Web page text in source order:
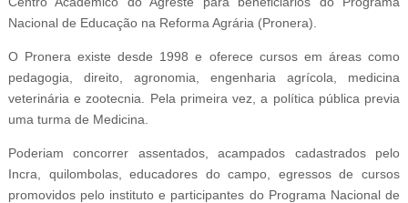
Nacional de Educação na Reforma Agrária (Pronera).
O Pronera existe desde 1998 e oferece cursos em áreas como
pedagogia, direito, agronomia, engenharia agrícola, medicina
veterinária e zootecnia. Pela primeira vez, a política pública previa
uma turma de Medicina.
Poderiam concorrer assentados, acampados cadastrados pelo
Incra, quilombolas, educadores do campo, egressos de cursos
promovidos pelo instituto e participantes do Programa Nacional de